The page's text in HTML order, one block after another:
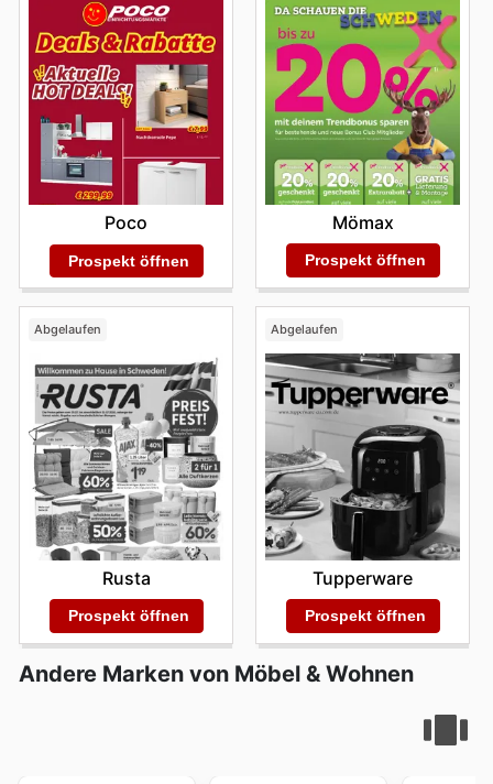
Poco
Prospekt öffnen
Mömax
Prospekt öffnen
Abgelaufen
Rusta
Prospekt öffnen
Abgelaufen
Tupperware
Prospekt öffnen
Andere Marken von Möbel & Wohnen